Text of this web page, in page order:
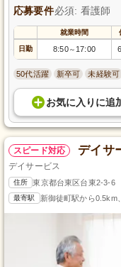
応募要件必須: 看護師
就業時間
日勤 8:50～ 17:00
50代活躍 新卒可 未経験可
お気に入り に追
スピード対応 デイサ
デイサービス
住所 東京都台東区台東2-3-6
最寄駅 新御徒町駅から0.5km